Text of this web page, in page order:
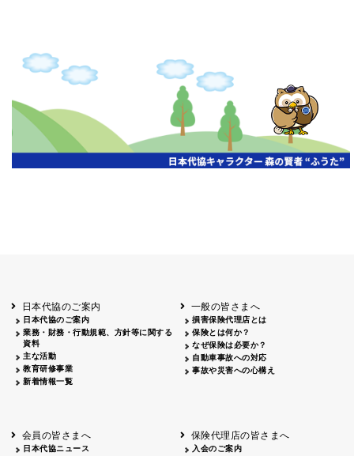
日本代協のご案内
日本代協のご案内
業務・財務・行動規範、方針等に関する
資料
主な活動
教育研修事業
新着情報一覧
一般の皆さまへ
損害保険代理店とは
保険とは何か？
なぜ保険は必要か？
自動車事故への対応
事故や災害への心構え
会員の皆さまへ
日本代協ニュース
保険代理店の皆さまへ
入会のご案内